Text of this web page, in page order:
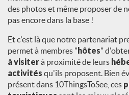
des photos et même proposer de
pas encore dans la base !
Et c'est là que notre partenariat
permet à membres "hôtes"
à visiterà proximité de leurs
activités qu'ils proposent. Bien
présent dans 10ThingsToSee, ces